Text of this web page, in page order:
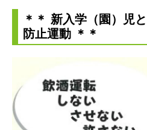
＊＊ 新入学（園）児
防止運動 ＊＊